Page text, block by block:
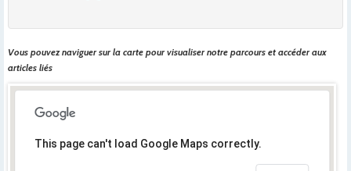
Vous pouvez naviguer sur la carte pour visualiser notre parcours et accéder aux
articles liés
This page can't load Google Maps correctly.